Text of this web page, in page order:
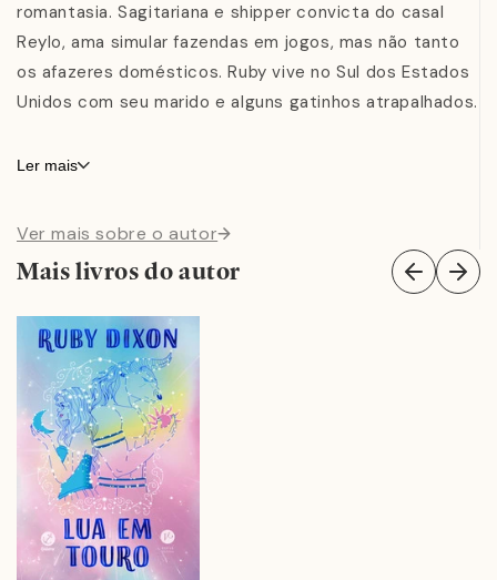
romantasia. Sagitariana e shipper convicta do casal
Reylo, ama simular fazendas em jogos, mas não tanto
os afazeres domésticos. Ruby vive no Sul dos Estados
Unidos com seu marido e alguns gatinhos atrapalhados.
Ler mais
Ver mais sobre o autor
Mais livros do autor